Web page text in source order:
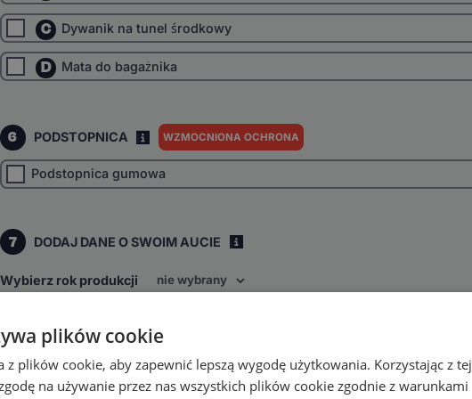
C
Dywanik na tunel środkowy
D Mata do bagażnika
6 PODSTOPNICA WZMOCNIONA OCHRONA
Podstopnica gumowa
7 DODAJ DANE O SWOIM AUCIE
Wybierz rok produkcji
Tylny
4x4
Wybierz skrzynię biegów
plików cookie
z plików cookie, aby zapewnić lepszą wygodę użytkowania. Korzystając z tej
na używanie przez nas wszystkich plików cookie zgodnie z warunkami